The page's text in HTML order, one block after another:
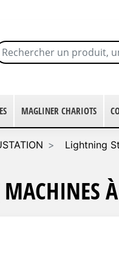
MAGLINER CHARIOTS
Lightning